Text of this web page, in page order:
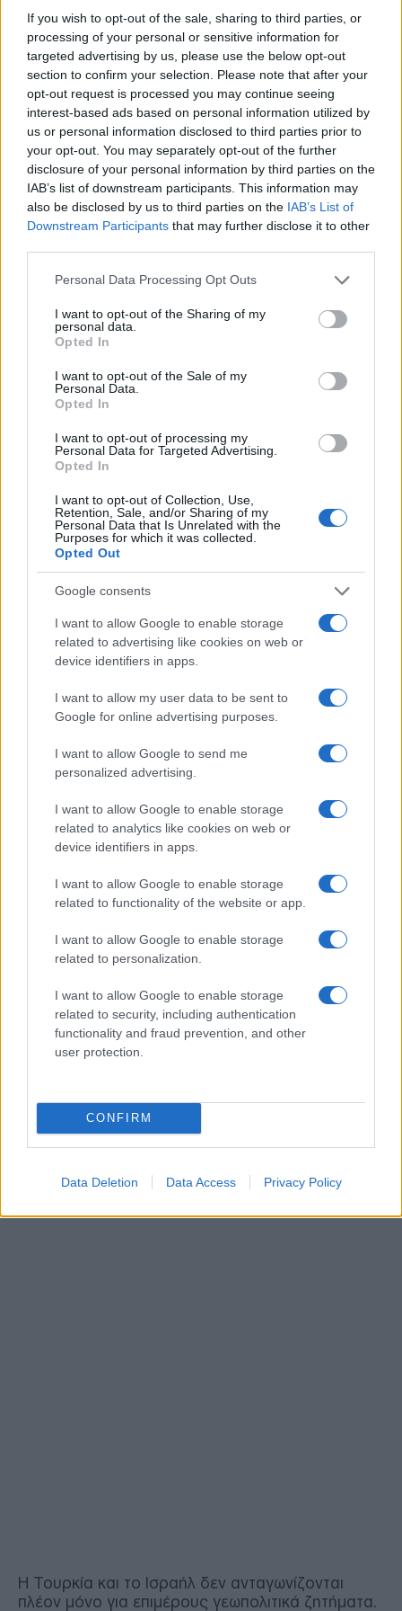
If you wish to opt-out of the sale, sharing to third parties, or
processing of your personal or sensitive information for
targeted advertising by us, please use the below opt-out
section to confirm your selection. Please note that after your
opt-out request is processed you may continue seeing
interest-based ads based on personal information utilized by
us or personal information disclosed to third parties prior to
your opt-out. You may separately opt-out of the further
disclosure of your personal information by third parties on the
IAB’s list of downstream participants. This information may
also be disclosed by us to third parties on the IAB’s List of
Downstream Participants that may further disclose it to other
Please note that this website/app uses one or more Google
not limited to your visit or usage behaviour. You may click to
grant or deny consent to Google and its third-party tags to
use your data for below specified purposes in below Google
consent section.
Personal Data Processing Opt Outs
I want to opt-out of the Sharing of my
personal data.
Opted In
I want to opt-out of the Sale of my
Personal Data.
Opted In
I want to opt-out of processing my
Personal Data for Targeted Advertising.
Opted In
I want to opt-out of Collection, Use,
Retention, Sale, and/or Sharing of my
Personal Data that Is Unrelated with the
Purposes for which it was collected.
Opted Out
Google consents
I want to allow Google to enable storage
related to advertising like cookies on web or
device identifiers in apps.
I want to allow my user data to be sent to
Google for online advertising purposes.
I want to allow Google to send me
personalized advertising.
I want to allow Google to enable storage
related to analytics like cookies on web or
device identifiers in apps.
I want to allow Google to enable storage
related to functionality of the website or app.
I want to allow Google to enable storage
related to personalization.
I want to allow Google to enable storage
related to security, including authentication
functionality and fraud prevention, and other
user protection.
CONFIRM
Data Deletion Data Access Privacy Policy
αβεβαιότητα, που δημιουργεί η συναλλακτική
αντίληψη της εξωτερικής πολιτικής η οποία
χαρακτηρίζει την προσέγγιση Τραμπ. Μια
προσέγγιση, που κλονίζει τις βεβαιότητες των
παραδοσιακών συμμάχων των ΗΠΑ, με το Ισραήλ
να προειδοποιεί, ότι μια τέτοια ανατροπή θα
έπληττε καίρια την ποιοτική στρατιωτική του
υπεροχή.
Το Κογκρέσο παραμένει το πεδίο, όπου οι
αντιθέσεις αυτές αποκρυσταλλώνονται.
Διακομματικές παρεμβάσεις, όπως εκείνες των
Δημοκρατικών), καταδεικνύουν την αυξανόμενη
Άγκυρας και τη συνολική στρατηγική της
συμπεριφορά. Η στάση αυτή αποκτά ακόμη
έντονες επιφυλάξεις σημαντικού τμήματος του
φιλοϊσραηλινού λόμπι, αλλά και των ελληνικών και
αρμενικών οργανώσεων στις ΗΠΑ, οι οποίες
αντιμετωπίζουν πλέον την Τουρκία όχι απλώς ως
έναν δύσκολο σύμμαχο, αλλά ως έναν
παράγοντα που μπορεί να διαταράξει τη
στρατηγική ισορροπία στην Ανατολική Μεσόγειο
και τη Μέση Ανατολή.
Το βαθύτερο ερώτημα, επομένως, δεν είναι μόνο
τι θα πουλήσουν οι ΗΠΑ στην Τουρκία. Είναι τι
είδους Τουρκία επιλέγουν να ενισχύσουν. Μια
Τουρκία που εξακολουθεί να διατηρεί τους S-
400, αμφισβητεί συστηματικά την Ελλάδα και την
Κύπρο, προβάλλει αναθεωρητικές διεκδικήσεις
στην Ανατολική Μεσόγειο και επιχειρεί να
μουσουλμανικού κόσμου δεν μπορεί να
αντιμετωπίζεται ως ένας ακόμη «δύσκολος
σύμμαχος».
Τουρκίας-Ισραήλ αποτελεί πλέον έναν δομικό
περιορισμό, που επηρεάζει σχεδόν κάθε
περιφερειακό φάκελο: από τη Συρία και την
Ουάσιγκτον. Πρόκειται για μια αντιπαράθεση που
δεν αφορά μόνο τη Γάζα ή τη σκληρή ρητορική
αρχιτεκτονικής ισχύος στη Μέση Ανατολή και το
ποιος θα διαδραματίσει τον πρωταγωνιστικό
Η Τουρκία και το Ισραήλ δεν ανταγωνίζονται
πλέον μόνο για επιμέρους γεωπολιτικά ζητήματα.